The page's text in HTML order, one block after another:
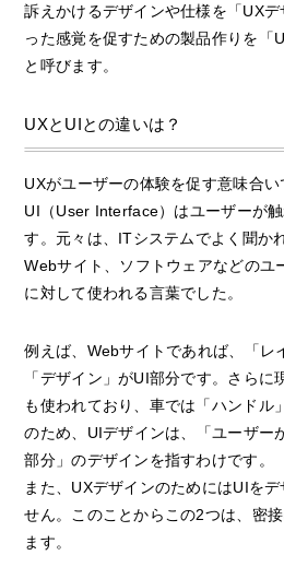
訴えかけるデザインや仕様を「UX
った感覚を促すための製品作りを「
と呼びます。
UXとUIとの違いは？
UXがユーザーの体験を促す意味合い
UI（User Interface）はユーザーが
す。元々は、ITシステムでよく聞か
Webサイト、ソフトウェアなどのユ
に対して使われる言葉でした。
例えば、Webサイトであれば、「レ
「デザイン」がUI部分です。さらに
も使われており、車では「ハンドル
のため、UIデザインは、「ユーザー
部分」のデザインを指すわけです。
また、UXデザインのためにはUIを
せん。このことからこの2つは、密
ます。